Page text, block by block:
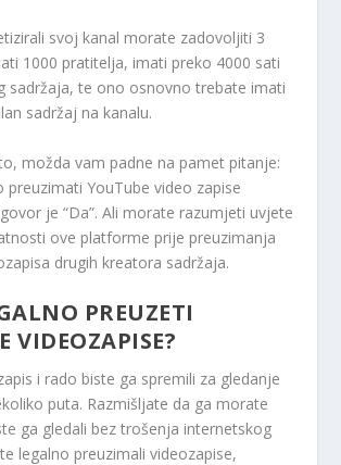
svoj kanal morate zadovoljiti 3
1000 pratitelja, imati preko 4000 sati
sadržaja, te ono osnovno trebate imati
sadržaj na kanalu.
možda vam padne na pamet pitanje:
preuzimati YouTube video zapise
je “Da”. Ali morate razumjeti uvjete
ove platforme prije preuzimanja
drugih kreatora sadržaja.
PREUZETI
VIDEOZAPISE?
i rado biste ga spremili za gledanje
puta. Razmišljate da ga morate
ga gledali bez trošenja internetskog
legalno preuzimali videozapise,